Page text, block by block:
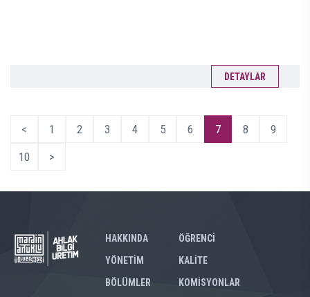
DETAYLAR
< 1 2 3 4 5 6 7 8
9
10
>
HAKKINDA
YÖNETİM
BÖLÜMLER
ÖĞRENCİ
KALİTE
KOMİSYONLAR